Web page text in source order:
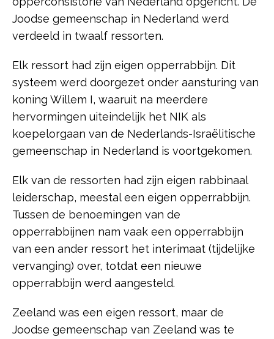
Joodse gemeenschap in Nederland werd
verdeeld in twaalf ressorten.
Elk ressort had zijn eigen opperrabbijn. Dit
systeem werd doorgezet onder aansturing van
koning Willem I, waaruit na meerdere
hervormingen uiteindelijk het NIK als
koepelorgaan van de Nederlands-Israëlitische
gemeenschap in Nederland is voortgekomen.
Elk van de ressorten had zijn eigen rabbinaal
leiderschap, meestal een eigen opperrabbijn.
Tussen de benoemingen van de
opperrabbijnen nam vaak een opperrabbijn
van een ander ressort het interimaat (tijdelijke
vervanging) over, totdat een nieuwe
opperrabbijn werd aangesteld.
Zeeland was een eigen ressort, maar de
Joodse gemeenschap van Zeeland was te